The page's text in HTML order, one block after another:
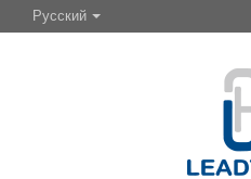
Русский